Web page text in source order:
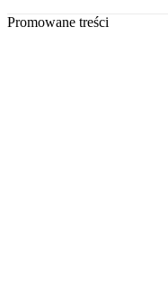
Promowane treści